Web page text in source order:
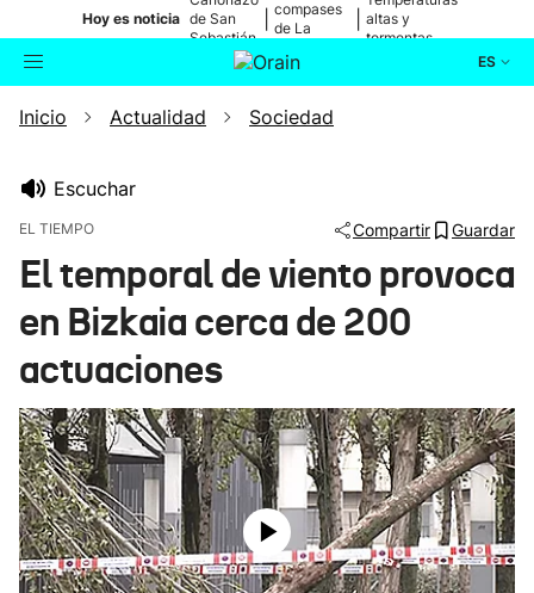
Hoy es noticia de San
Sebastián
compases
de La
altas y
tormentas
ES
Buscador Actualidad
Ikusmiran
Inicio Actualidad Sociedad
Escuchar
EL TIEMPO Compartir Guardar
El temporal de viento provoca
en Bizkaia cerca de 200
actuaciones